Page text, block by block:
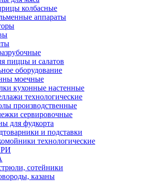
колбасные
аппараты
пиццы и салатов
оборудование
моечные
кухонные настенные
технологические
производственные
сервировочные
для фудкорта
и подставки
технологические
сотейники
казаны